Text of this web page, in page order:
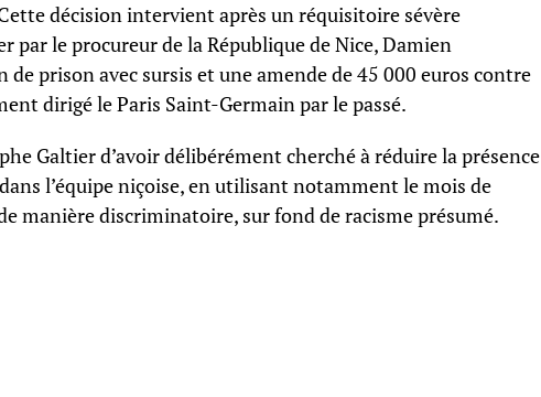
décision intervient après un réquisitoire sévère
par le procureur de la République de Nice, Damien
prison avec sursis et une amende de 45 000 euros contre
dirigé le Paris Saint-Germain par le passé.
Galtier d’avoir délibérément cherché à réduire la présence
l’équipe niçoise, en utilisant notamment le mois de
manière discriminatoire, sur fond de racisme présumé.